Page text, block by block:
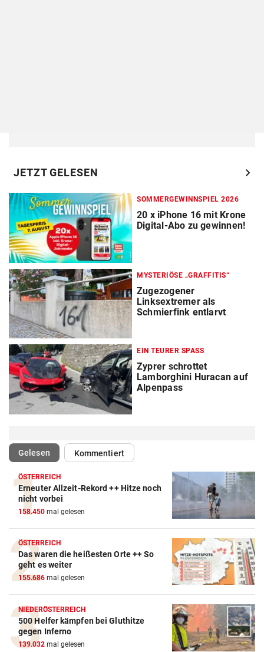
JETZT GELESEN chevron_right
SOMMERGEWINNSPIEL 2026
20 x iPhone 16 mit Krone
Digital-Abo zu gewinnen!
MYSTERIÖSE „GRAFFITIS“
Zugezogener
Linksextremer als
Schmierfink entlarvt
EIN TEURER SPASS
Zyprer schrottet
Lamborghini Huracan auf
Alpenpass
Gelesen(ausgewählt)Kommentiert
ÖSTERREICH
Erneuter Allzeit-Rekord ++ Hitze noch
nicht vorbei
158.450 mal gelesen
ÖSTERREICH
Das waren die heißesten Orte ++ So
geht es weiter
155.686 mal gelesen
NIEDERÖSTERREICH
500 Helfer kämpfen bei Gluthitze
gegen Inferno
139.032 mal gelesen